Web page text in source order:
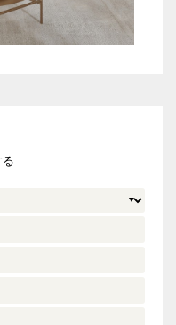
でしょうか？？
されますように